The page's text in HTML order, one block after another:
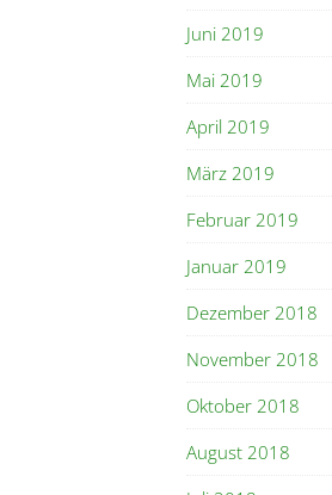
Juni 2019
Mai 2019
April 2019
März 2019
Februar 2019
Januar 2019
Dezember 2018
November 2018
Oktober 2018
August 2018